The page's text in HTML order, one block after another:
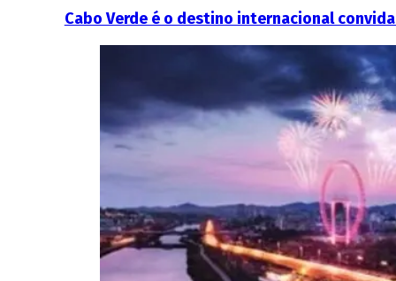
Cabo Verde é o destino internacional